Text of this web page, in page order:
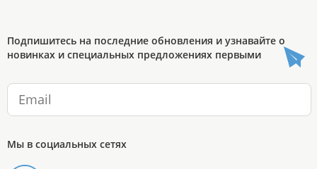
Подпишитесь на последние обновления и узнавайте о
новинках и специальных предложениях первыми
Мы в социальных сетях